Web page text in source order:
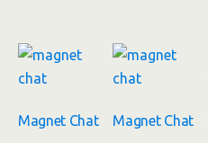
Magnet Chat Magnet Chat